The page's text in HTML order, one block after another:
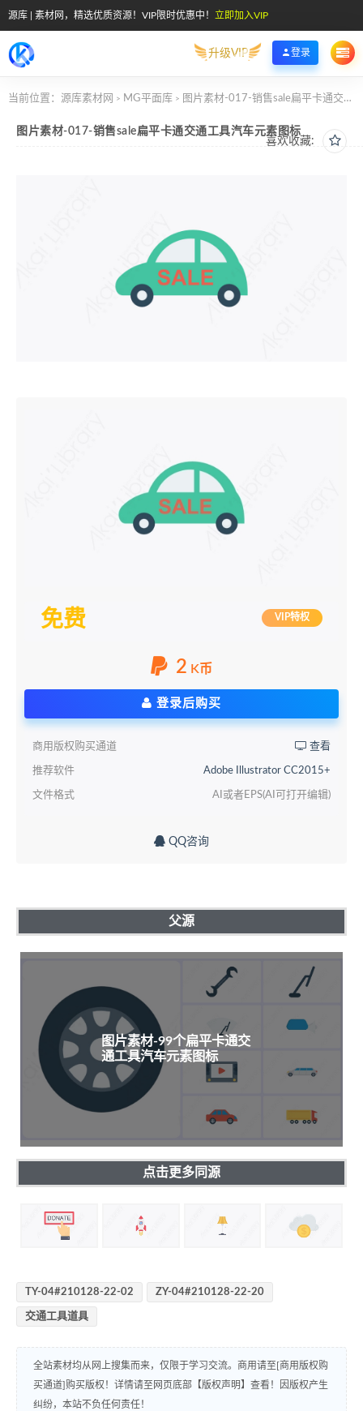
源库 | 素材网，精选优质资源！VIP限时优惠中！ 立即加入VIP
升级VIP 登录
当前位置： 源库素材网 > MG平面库 > 图片素材-017-销售sale扁平卡通交通工具汽车元素图标
喜欢收藏:
图片素材-017-销售sale扁平卡通交通工具汽车元素图标
免费 VIP特权
2 K币
登录后购买
商用版权购买通道 查看
推荐软件 Adobe Illustrator CC2015+
文件格式 AI或者EPS(AI可打开编辑)
QQ咨询
父源
图片素材-99个扁平卡通交
通工具汽车元素图标
点击更多同源
TY-04#210128-22-02 ZY-04#210128-22-20
交通工具道具
全站素材均从网上搜集而来，仅限于学习交流。商用请至[商用版权购
买通道]购买版权！详情请至网页底部【版权声明】查看！因版权产生
纠纷，本站不负任何责任！